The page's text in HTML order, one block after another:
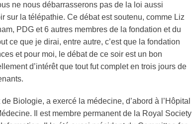
ne nous débarrasserons pas de la loi aussi
sur la télépathie. Ce débat est soutenu, comme Liz
PDG et 6 autres membres de la fondation et du
ce que je dirai, entre autre, c’est que la fondation
et pour moi, le débat de ce soir est un bon
d’intérêt que tout fut complet en trois jours de
Biologie, a exercé la médecine, d’abord à l’Hôpital
Il est membre permanent de la Royal Society